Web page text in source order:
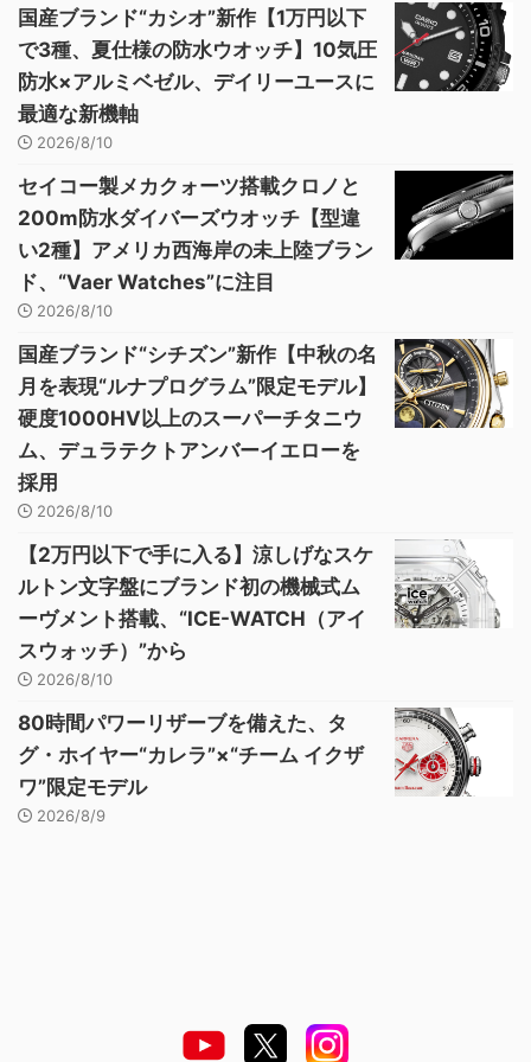
国産ブランド“カシオ”新作【1万円以下
で3種、夏仕様の防水ウオッチ】10気圧
防水×アルミベゼル、デイリーユースに
最適な新機軸
2026/8/10
セイコー製メカクォーツ搭載クロノと
200m防水ダイバーズウオッチ【型違
い2種】アメリカ西海岸の未上陸ブラン
ド、“Vaer Watches”に注目
2026/8/10
国産ブランド“シチズン”新作【中秋の名
月を表現“ルナプログラム”限定モデル】
硬度1000HV以上のスーパーチタニウ
ム、デュラテクトアンバーイエローを
採用
2026/8/10
【2万円以下で手に入る】涼しげなスケ
ルトン文字盤にブランド初の機械式ム
ーヴメント搭載、“ICE-WATCH（アイ
スウォッチ）”から
2026/8/10
80時間パワーリザーブを備えた、タ
グ・ホイヤー“カレラ”×“チーム イクザ
ワ”限定モデル
2026/8/9